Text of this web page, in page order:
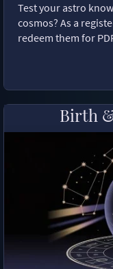
Test your astro
cosmos? As a
redeem them for
Birth